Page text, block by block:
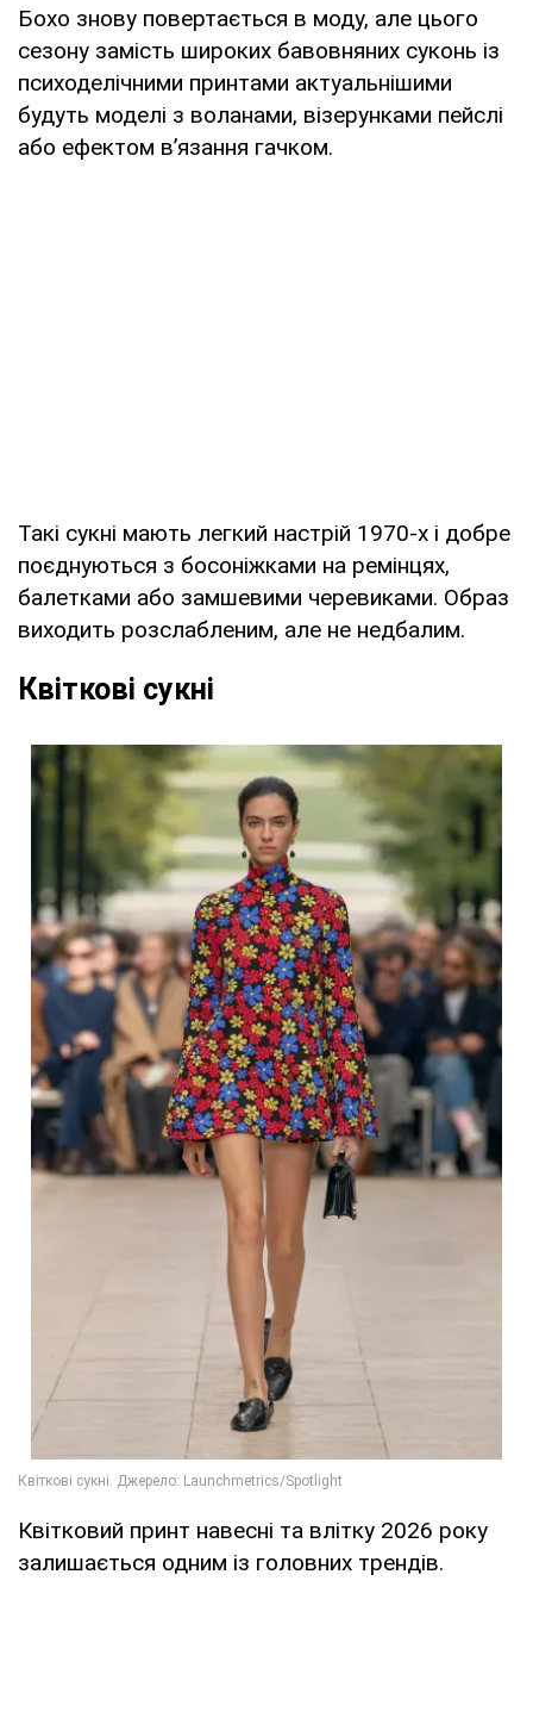
Бохо знову повертається в моду, але цього
сезону замість широких бавовняних суконь із
психоделічними принтами актуальнішими
будуть моделі з воланами, візерунками пейслі
або ефектом в’язання гачком.
Такі сукні мають легкий настрій 1970-х і добре
поєднуються з босоніжками на ремінцях,
балетками або замшевими черевиками. Образ
виходить розслабленим, але не недбалим.
Квіткові сукні
Квітковий принт навесні та влітку 2026 року
залишається одним із головних трендів.